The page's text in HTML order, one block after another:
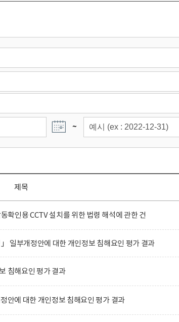
~
제목
확인용 CCTV 설치를 위한 법령 해석에 관한 건
일부개정안에 대한 개인정보 침해요인 평가 결과
침해요인 평가 결과
안에 대한 개인정보 침해요인 평가 결과